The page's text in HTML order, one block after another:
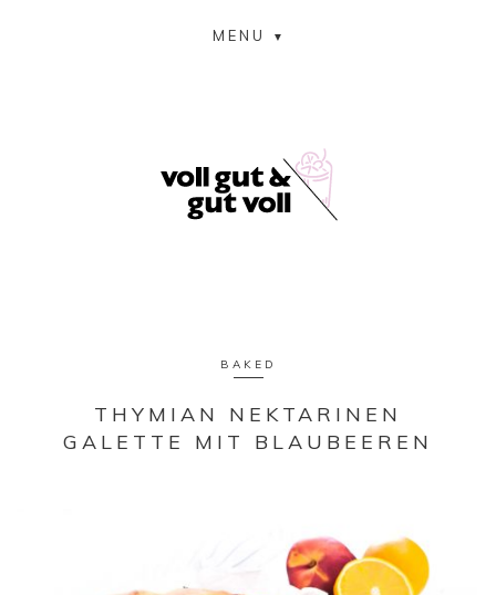
MENU
BAKED
THYMIAN NEKTARINEN
GALETTE MIT BLAUBEEREN